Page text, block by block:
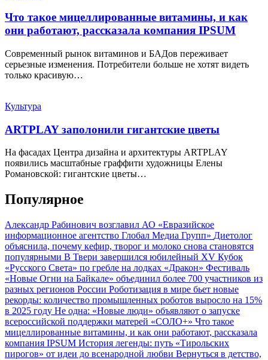
Что такое мицеллированные витамины, и как
они работают, рассказала компания IPSUM
Современный рынок витаминов и БАДов переживает
серьезные изменения. Потребители больше не хотят видеть
только красивую…
Культура
ARTPLAY заполонили гигантские цветы
На фасадах Центра дизайна и архитектуры ARTPLAY
появились масштабные граффити художницы Елены
Романовской: гигантские цветы…
Популярное
Александр Рабинович возглавил АО «Евразийское
информационное агентство Глобал Медиа Групп» Диетолог
объяснила, почему кефир, творог и молоко снова становятся
популярными В Твери завершился юбилейный XV Кубок
«Русского Света» по гребле на лодках «Дракон» Фестиваль
«Новые Огни на Байкале» объединил более 700 участников из
разных регионов России Роботизация в мире бьет новые
рекорды: количество промышленных роботов выросло на 15%
в 2025 году Не одна: «Новые люди» объявляют о запуске
всероссийской поддержки матерей «СОЛО+» Что такое
мицеллированные витамины, и как они работают, рассказала
компания IPSUM История легенды: путь «Тирольских
пирогов» от идеи до всенародной любви Вернуться в детство,